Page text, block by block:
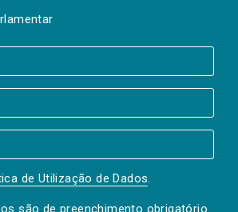
de Utilização de Dados.
são de preenchimento obrigatório.